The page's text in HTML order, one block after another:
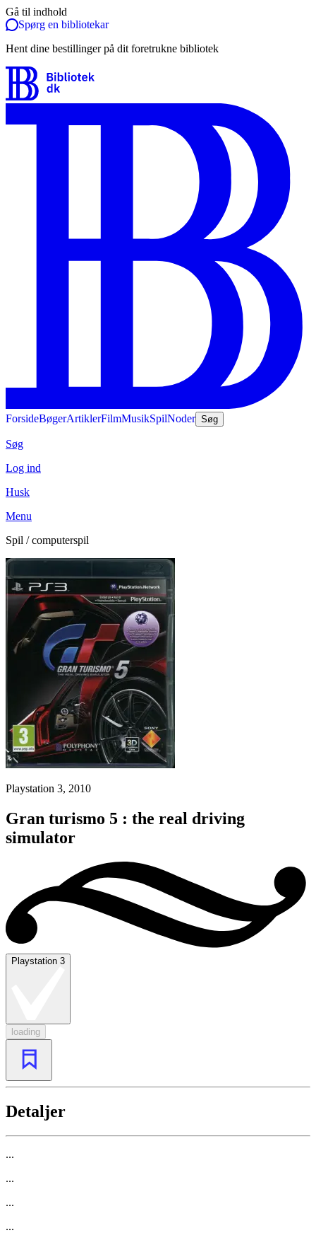
Gå til indhold
Spørg en bibliotekar
Hent dine bestillinger på dit foretrukne bibliotek
ForsideBøgerArtiklerFilmMusikSpilNoder Søg
Søg
Log ind
Husk
Menu
Spil / computerspil
Playstation 3, 2010
Gran turismo 5 : the real driving
simulator
Playstation 3
loading
Detaljer
...
...
...
...